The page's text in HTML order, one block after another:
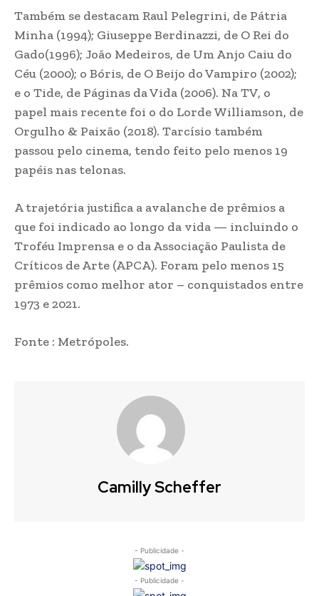
Também se destacam Raul Pelegrini, de Pátria
Minha (1994); Giuseppe Berdinazzi, de O Rei do
Gado(1996); João Medeiros, de Um Anjo Caiu do
Céu (2000); o Bóris, de O Beijo do Vampiro (2002);
e o Tide, de Páginas da Vida (2006). Na TV, o
papel mais recente foi o do Lorde Williamson, de
Orgulho & Paixão (2018). Tarcísio também
passou pelo cinema, tendo feito pelo menos 19
papéis nas telonas.
A trajetória justifica a avalanche de prêmios a
que foi indicado ao longo da vida — incluindo o
Troféu Imprensa e o da Associação Paulista de
Críticos de Arte (APCA). Foram pelo menos 15
prêmios como melhor ator – conquistados entre
1973 e 2021.
Fonte : Metrópoles.
Camilly Scheffer
- Publicidade -
- Publicidade -